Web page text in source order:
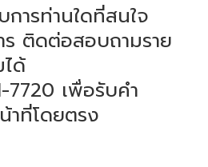
ารท่านใดที่สนใจ
ร ติดต่อสอบถามราย
ด้
7720 เพื่อรับคำ
าที่โดยตรง